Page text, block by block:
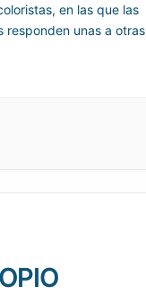
en las que las
responden unas a otras